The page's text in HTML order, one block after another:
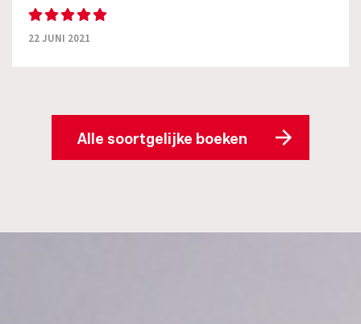
22 JUNI 2021
Alle soortgelijke boeken